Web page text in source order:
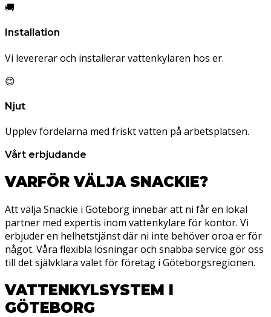
🚚
Installation
Vi levererar och installerar vattenkylaren hos er.
😊
Njut
Upplev fördelarna med friskt vatten på arbetsplatsen.
Vårt erbjudande
VARFÖR VÄLJA SNACKIE?
Att välja Snackie i Göteborg innebär att ni får en lokal
partner med expertis inom vattenkylare för kontor. Vi
erbjuder en helhetstjänst där ni inte behöver oroa er för
något. Våra flexibla lösningar och snabba service gör oss
till det självklara valet för företag i Göteborgsregionen.
VATTENKYLSYSTEM I
GÖTEBORG